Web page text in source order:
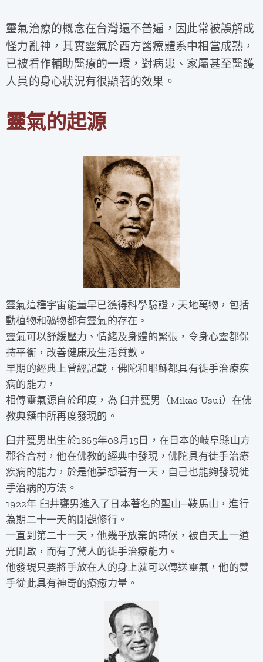
靈氣治療的概念在台灣還不普遍，因此常被誤解成
怪力亂神，其實靈氣於西方醫療體系中相當成熟，
已被看作輔助醫療的一環，對病患、家屬甚至醫護
人員的身心狀況有很顯著的效果。
靈氣的起源
靈氣這種宇宙能量早已獲得科學驗證，天地萬物，包括
動植物和礦物都有靈氣的存在。
靈氣可以舒緩壓力、情緒及身體的緊張，令身心靈都保
持平衡，改善健康及生活質數。
早期的經典上曾經記載，佛陀和耶穌都具有徙手治療疾
病的能力，
相傳靈氣源自於印度，為 臼井甕男（Mikao Usui）在佛
教典籍中所再度發現的。
臼井甕男出生於1865年08月15日，在日本的岐阜縣山方
郡谷合村，他在佛教的經典中發現，佛陀具有徒手治療
疾病的能力，於是他夢想著有一天，自己也能夠發現徙
手治病的方法。
1922年 臼井甕男進入了日本著名的聖山─鞍馬山，進行
為期二十一天的閉觀修行。
一直到第二十一天，他幾乎放棄的時候，被自天上一道
光開啟，而有了驚人的徙手治療能力。
他發現只要將手放在人的身上就可以傳送靈氣，他的雙
手從此具有神奇的療癒力量。